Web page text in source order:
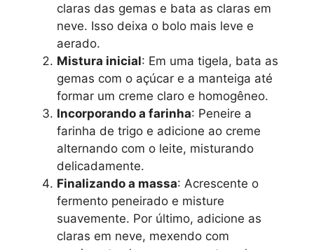
claras das gemas e bata as claras em
neve. Isso deixa o bolo mais leve e
aerado.
Mistura inicial: Em uma tigela, bata as
gemas com o açúcar e a manteiga até
formar um creme claro e homogêneo.
Incorporando a farinha: Peneire a
farinha de trigo e adicione ao creme
alternando com o leite, misturando
delicadamente.
Finalizando a massa: Acrescente o
fermento peneirado e misture
suavemente. Por último, adicione as
claras em neve, mexendo com